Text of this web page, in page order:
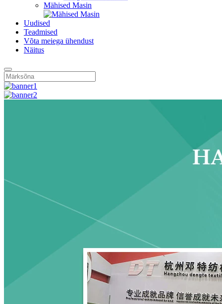
Mähised Masin
Uudised
Teadmised
Võta meiega ühendust
Näitus